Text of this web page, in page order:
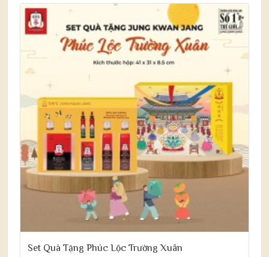
Set Quà Tặng Phúc Lộc Trường Xuân